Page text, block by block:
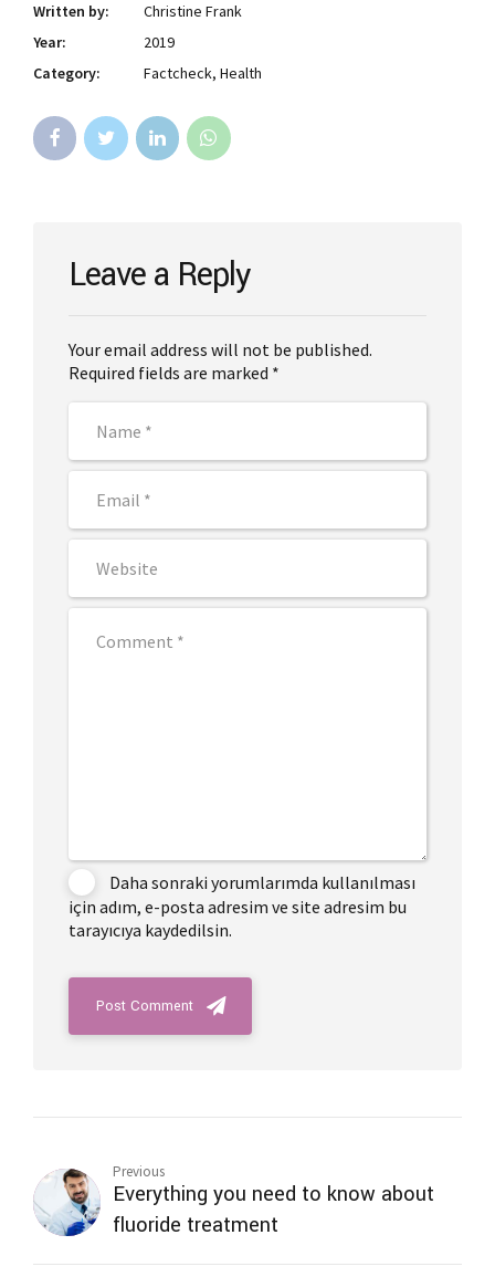
Written by:
Christine Frank
Year:
2019
Category:
Factcheck, Health
Leave a Reply
Your email address will not be published.
Required fields are marked *
Daha sonraki yorumlarımda kullanılması
için adım, e-posta adresim ve site adresim bu
tarayıcıya kaydedilsin.
Post Comment
Previous
Everything you need to know about
fluoride treatment